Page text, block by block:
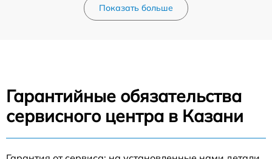
Показать больше
Гарантийные обязательства
сервисного центра в Казани